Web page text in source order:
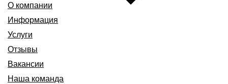
О компании
Информация
Услуги
Отзывы
Вакансии
Наша команда